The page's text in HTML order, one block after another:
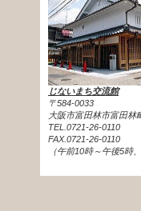
じないまち交流館
〒584-0033
大阪市富田林市富田林
TEL.0721-26-0110
FAX.0721-26-0110
（午前10時～午後5時